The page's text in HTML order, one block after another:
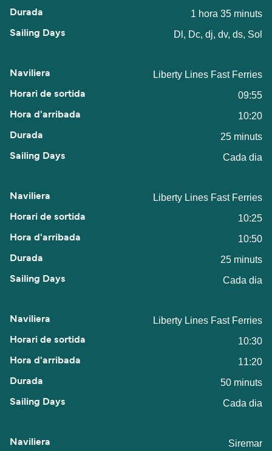
1 hora 35 minuts
Dl, Dc, dj, dv, ds, Sol
Liberty Lines Fast Ferries
09:55
10:20
25 minuts
Cada dia
Liberty Lines Fast Ferries
10:25
10:50
25 minuts
Cada dia
Liberty Lines Fast Ferries
10:30
11:20
50 minuts
Cada dia
Siremar